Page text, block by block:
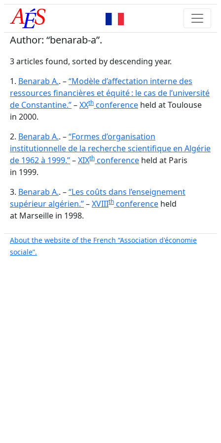
Author: “benarab-a”.
3 articles found, sorted by descending year.
1. Benarab A.. –“Modèle d’affectation interne des
ressources financières et équité : le cas de l’université
de Constantine.”–XXth conference held at Toulouse
in 2000.
2. Benarab A.. –“Formes d’organisation
institutionnelle de la recherche scientifique en Algérie
de 1962 à 1999.”–XIXth conference held at Paris
in 1999.
3. Benarab A.. –“Les coûts dans l’enseignement
supérieur algérien.”–XVIIIth conference held
at Marseille in 1998.
About the website of the French “Association d'économie
sociale”.